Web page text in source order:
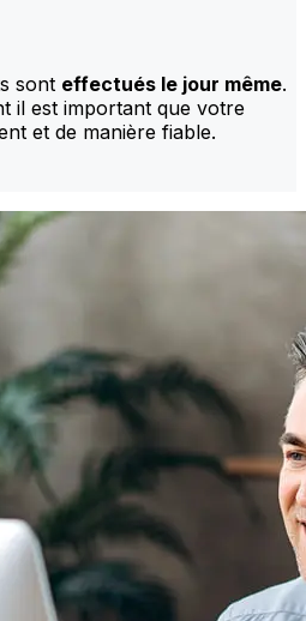
sont effectués le jour même.
il est important que votre
et de manière fiable.